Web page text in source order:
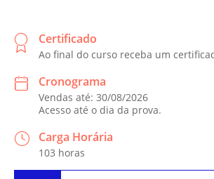
Certificado
Ao final do curso receba um
Cronograma
Vendas até: 30/08/2026
Acesso até o dia da prova.
Carga Horária
103 horas